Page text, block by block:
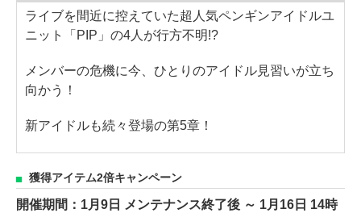
ライブを間近に控えていた超人気ペンギンアイドルユ
ニット「PIP」の4人が行方不明!?
メンバーの危機に今、ひとりのアイドル見習いが立ち
向かう！
新アイドルも続々登場の第5章！
獲得アイテム2倍キャンペーン
開催期間：1月9日 メンテナンス終了後 ～ 1月16日 14時